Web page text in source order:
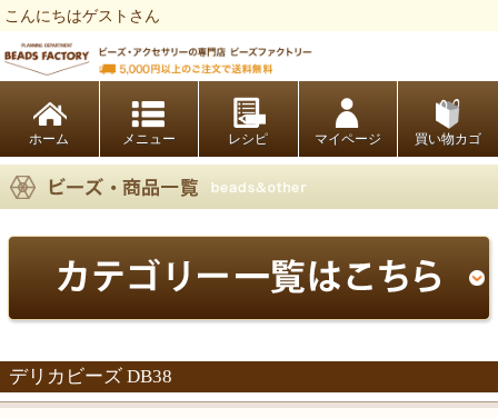
こんにちはゲストさん
ホーム レシピ マイページ 買い物カゴ
デリカビーズ DB38